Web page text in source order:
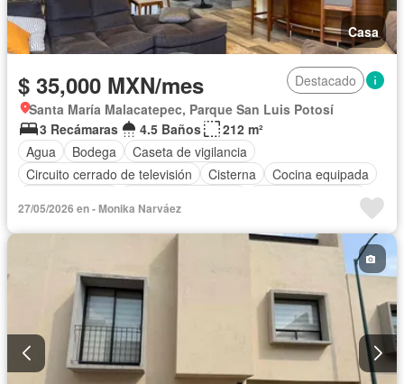
Casa
$ 35,000 MXN/mes
Destacado
Santa María Malacatepec, Parque San Luis Potosí
3 Recámaras
4.5 Baños
212 m²
Agua
Bodega
Caseta de vigilancia
Circuito cerrado de televisión
Cisterna
Cocina equipada
Electricidad
Estacionamiento
Recámara con closet Azotea
Sala polivalente
Completamente amueblado
27/05/2026 en - Monika Narváez